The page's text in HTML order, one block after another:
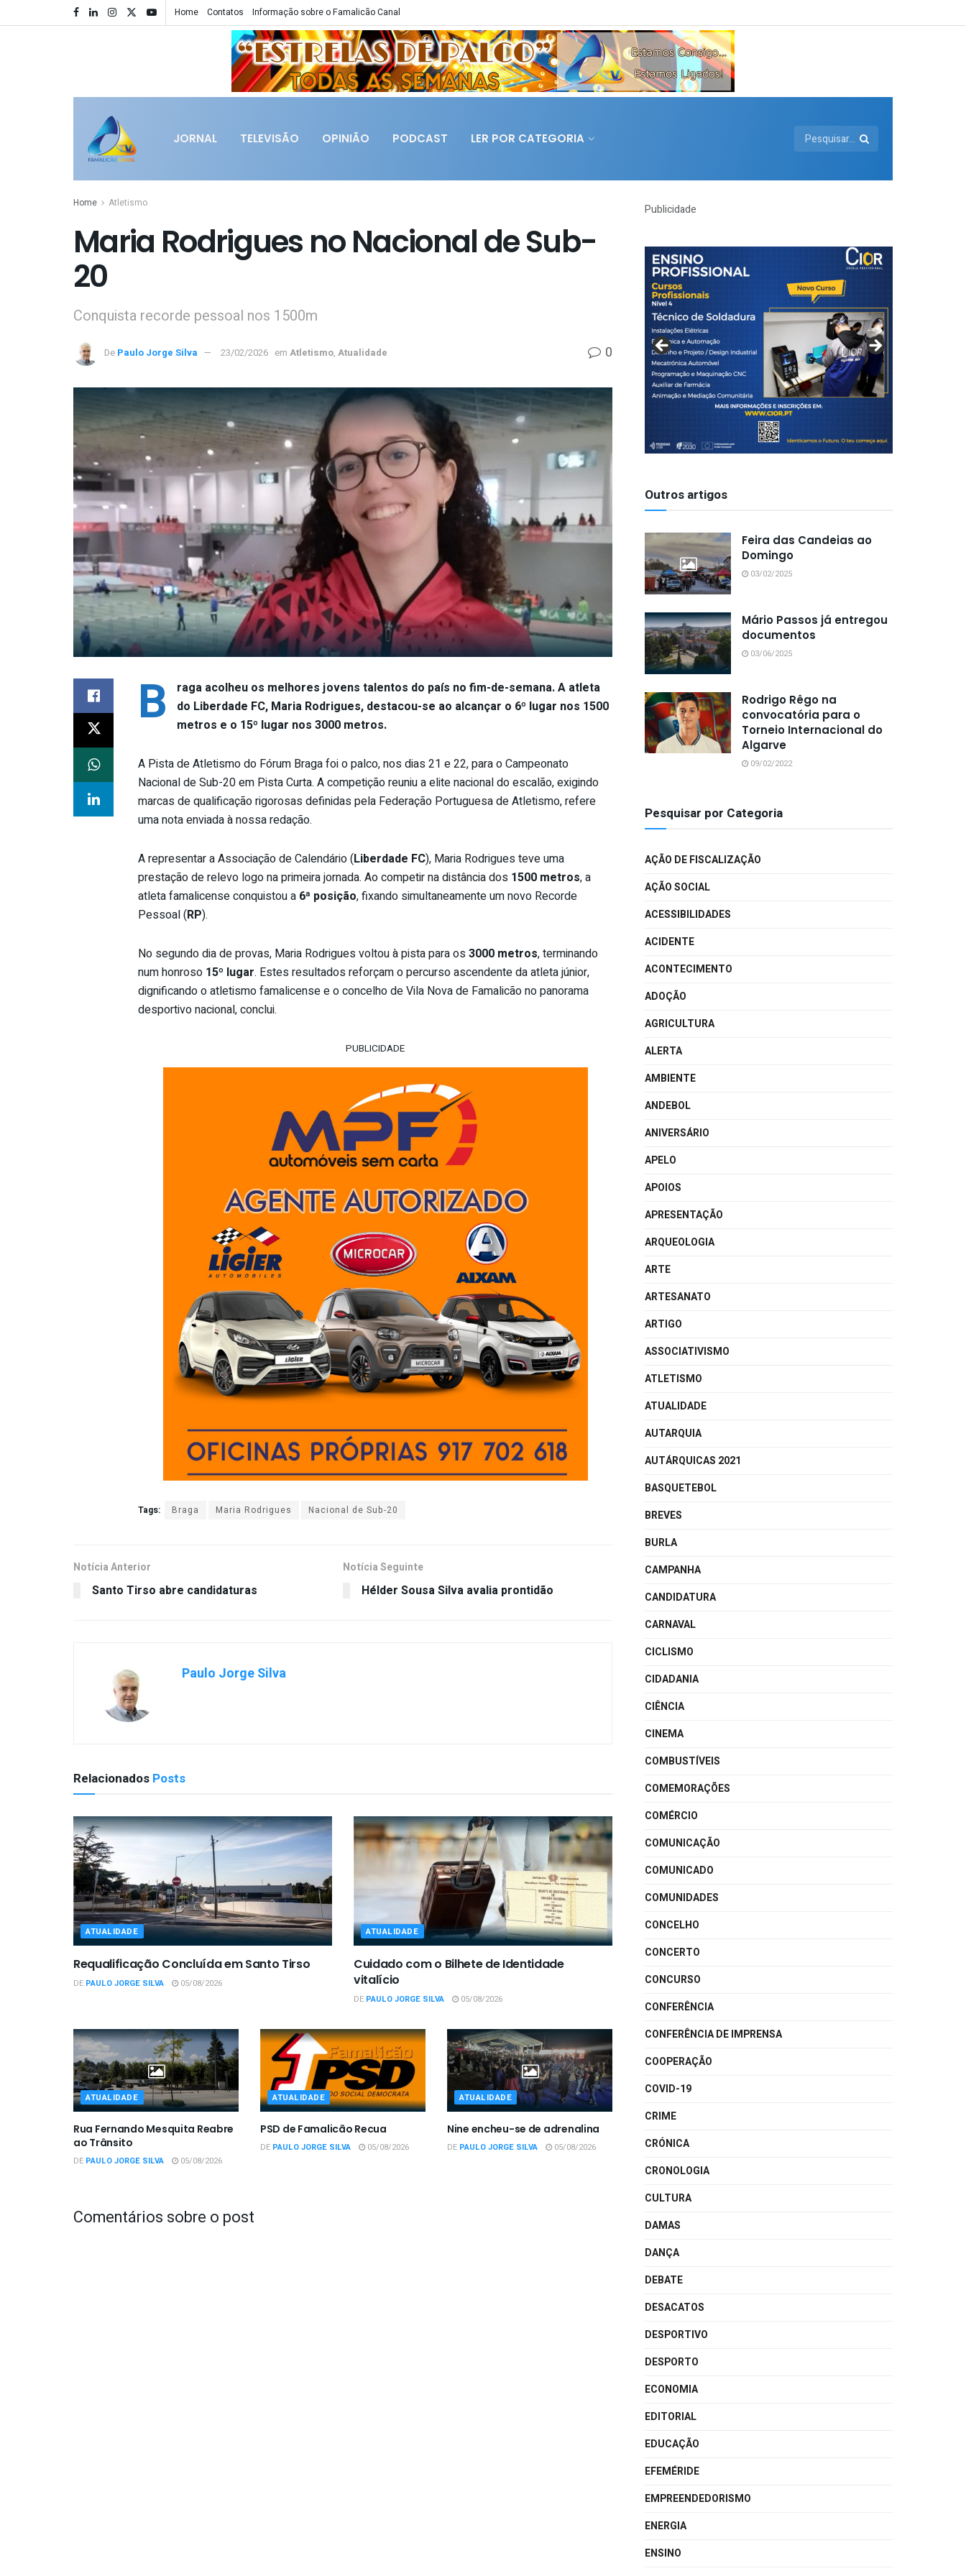
Home Contatos Informação sobre o Famalicão Canal
JORNAL TELEVISÃO OPINIÃO PODCAST LER POR CATEGORIA
Home Atletismo
Maria Rodrigues no Nacional de Sub-
20
Conquista recorde pessoal nos 1500m
De Paulo Jorge Silva 23/02/2026 em Atletismo, Atualidade 0
B
raga acolheu os melhores jovens talentos do país no fim-de-semana. A atleta
do Liberdade FC, Maria Rodrigues, destacou-se ao alcançar o 6º lugar nos 1500
metros e o 15º lugar nos 3000 metros.
A Pista de Atletismo do Fórum Braga foi o palco, nos dias 21 e 22, para o Campeonato
Nacional de Sub-20 em Pista Curta. A competição reuniu a elite nacional do escalão, exigindo
marcas de qualificação rigorosas definidas pela Federação Portuguesa de Atletismo, refere
uma nota enviada à nossa redação.
A representar a Associação de Calendário (Liberdade FC), Maria Rodrigues teve uma
prestação de relevo logo na primeira jornada. Ao competir na distância dos 1500 metros, a
atleta famalicense conquistou a 6ª posição, fixando simultaneamente um novo Recorde
Pessoal(RP).
No segundo dia de provas, Maria Rodrigues voltou à pista para os3000 metros, terminando
num honroso 15º lugar. Estes resultados reforçam o percurso ascendente da atleta júnior,
dignificando o atletismo famalicense e o concelho de Vila Nova de Famalicão no panorama
desportivo nacional, conclui.
PUBLICIDADE
Tags: Braga Maria Rodrigues Nacional de Sub-20
Notícia Anterior
Santo Tirso abre candidaturas
Notícia Seguinte
Hélder Sousa Silva avalia prontidão
Paulo Jorge Silva
Relacionados Posts
ATUALIDADE
Requalificação Concluída em Santo Tirso
DE PAULO JORGE SILVA 05/08/2026
ATUALIDADE
Cuidado com o Bilhete de Identidade
vitalício
DE PAULO JORGE SILVA 05/08/2026
ATUALIDADE
Rua Fernando Mesquita Reabre
ao Trânsito
DE PAULO JORGE SILVA 05/08/2026
ATUALIDADE
PSD de Famalicão Recua
DE PAULO JORGE SILVA 05/08/2026
ATUALIDADE
Nine encheu-se de adrenalina
DE PAULO JORGE SILVA 05/08/2026
Comentários sobre o post
Publicidade
Outros artigos
Feira das Candeias ao
Domingo
03/02/2025
Mário Passos já entregou
documentos
03/06/2025
Rodrigo Rêgo na
convocatória para o
Torneio Internacional do
Algarve
09/02/2022
Pesquisar por Categoria
AÇÃO DE FISCALIZAÇÃO
AÇÃO SOCIAL
ACESSIBILIDADES
ACIDENTE
ACONTECIMENTO
ADOÇÃO
AGRICULTURA
ALERTA
AMBIENTE
ANDEBOL
ANIVERSÁRIO
APELO
APOIOS
APRESENTAÇÃO
ARQUEOLOGIA
ARTE
ARTESANATO
ARTIGO
ASSOCIATIVISMO
ATLETISMO
ATUALIDADE
AUTARQUIA
AUTÁRQUICAS 2021
BASQUETEBOL
BREVES
BURLA
CAMPANHA
CANDIDATURA
CARNAVAL
CICLISMO
CIDADANIA
CIÊNCIA
CINEMA
COMBUSTÍVEIS
COMEMORAÇÕES
COMÉRCIO
COMUNICAÇÃO
COMUNICADO
COMUNIDADES
CONCELHO
CONCERTO
CONCURSO
CONFERÊNCIA
CONFERÊNCIA DE IMPRENSA
COOPERAÇÃO
COVID-19
CRIME
CRÓNICA
CRONOLOGIA
CULTURA
DAMAS
DANÇA
DEBATE
DESACATOS
DESPORTIVO
DESPORTO
ECONOMIA
EDITORIAL
EDUCAÇÃO
EFEMÉRIDE
EMPREENDEDORISMO
ENERGIA
ENSINO